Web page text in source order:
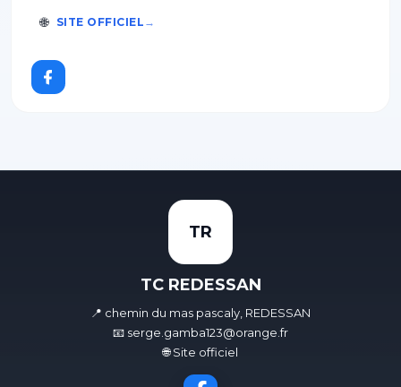
🌐 SITE OFFICIEL
TR
TC REDESSAN
📍 chemin du mas pascaly, REDESSAN
📧 serge.gamba123@orange.fr
🌐 Site officiel